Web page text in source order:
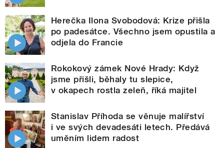
Herečka Ilona Svobodová: Krize přišla
po padesátce. Všechno jsem opustila a
odjela do Francie
Rokokový zámek Nové Hrady: Když
jsme přišli, běhaly tu slepice,
v okapech rostla zeleň, říká majitel
Stanislav Příhoda se věnuje malířství
i ve svých devadesáti letech. Předává
uměním lidem radost